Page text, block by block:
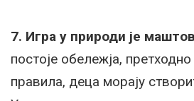
7. Игра у природи је
постоје обележја, претходно
правила, деца морају